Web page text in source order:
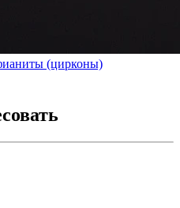
(цирконы)